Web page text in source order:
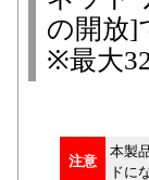
の開放]
※最大
注意
本製
ドに